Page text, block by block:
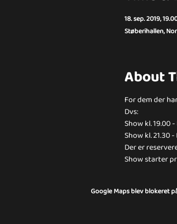
18. sep. 2019,
Støberihallen,
About
For dem der
Dvs:
Show kl. 19.00
Show kl. 21.30
Der er
Show starter
Google Maps blev blokeret